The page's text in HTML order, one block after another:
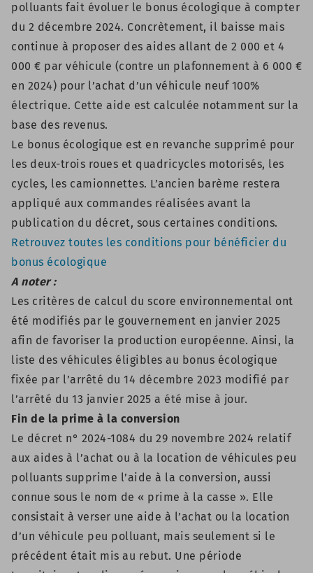
polluants fait évoluer le bonus écologique à compter
du 2 décembre 2024. Concrètement, il baisse mais
continue à proposer des aides allant de 2 000 et 4
000 € par véhicule (contre un plafonnement à 6 000 €
en 2024) pour l’achat d’un véhicule neuf 100%
électrique. Cette aide est calculée notamment sur la
base des revenus.
Le bonus écologique est en revanche supprimé pour
les deux-trois roues et quadricycles motorisés, les
cycles, les camionnettes. L’ancien barème restera
appliqué aux commandes réalisées avant la
publication du décret, sous certaines conditions.
Retrouvez toutes les conditions pour bénéficier du
bonus écologique
A noter :
Les critères de calcul du score environnemental ont
été modifiés par le gouvernement en janvier 2025
afin de favoriser la production européenne. Ainsi, la
liste des véhicules éligibles au bonus écologique
fixée par l’arrêté du 14 décembre 2023 modifié par
l’arrêté du 13 janvier 2025 a été mise à jour.
Fin de la prime à la conversion
Le décret n° 2024-1084 du 29 novembre 2024 relatif
aux aides à l’achat ou à la location de véhicules peu
polluants supprime l’aide à la conversion, aussi
connue sous le nom de « prime à la casse ». Elle
consistait à verser une aide à l’achat ou la location
d’un véhicule peu polluant, mais seulement si le
précédent était mis au rebut. Une période